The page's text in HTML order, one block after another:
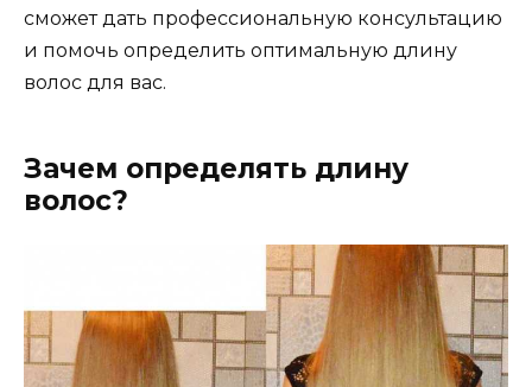
сможет дать профессиональную консультацию
и помочь определить оптимальную длину
волос для вас.
Зачем определять длину
волос?